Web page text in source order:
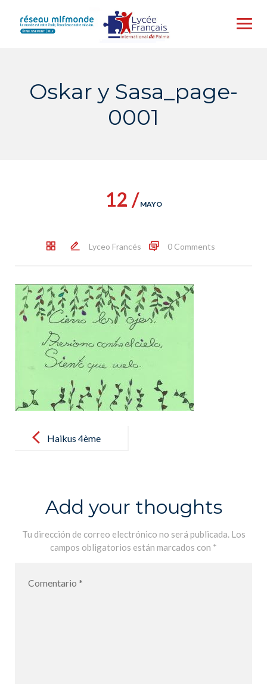
content
Oskar y Sasa_page-
0001
12 / MAYO
Lyceo Francés 0 Comments
navigationHaikus 4ème
Add your thoughts
Tu dirección de correo electrónico no será publicada. Los
campos obligatorios están marcados con *